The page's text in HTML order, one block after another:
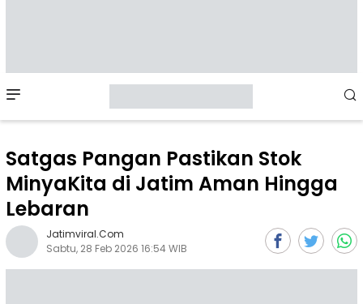
Menu
Satgas Pangan Pastikan Stok
MinyaKita di Jatim Aman Hingga
Lebaran
Jatimviral.com
Sabtu, 28 Feb 2026 16:54 WIB